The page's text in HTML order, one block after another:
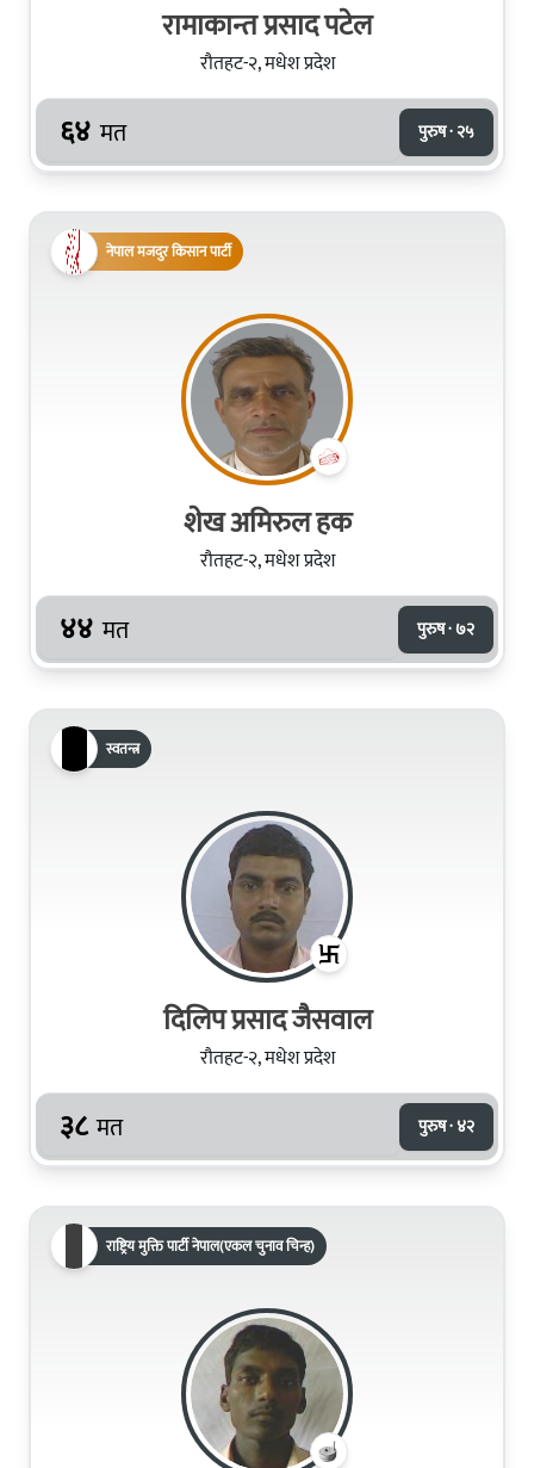
रामाकान्त प्रसाद पटेल
रौतहट-२, मधेश प्रदेश
६४ मत पुरुष · २५
नेपाल मजदुर किसान पार्टी
शेख अमिरुल हक
रौतहट-२, मधेश प्रदेश
४४ मत पुरुष · ७२
स्वतन्त्र
दिलिप प्रसाद जैसवाल
रौतहट-२, मधेश प्रदेश
३८ मत पुरुष · ४२
राष्ट्रिय मुक्ति पार्टी नेपाल(एकल चुनाव चिन्ह)